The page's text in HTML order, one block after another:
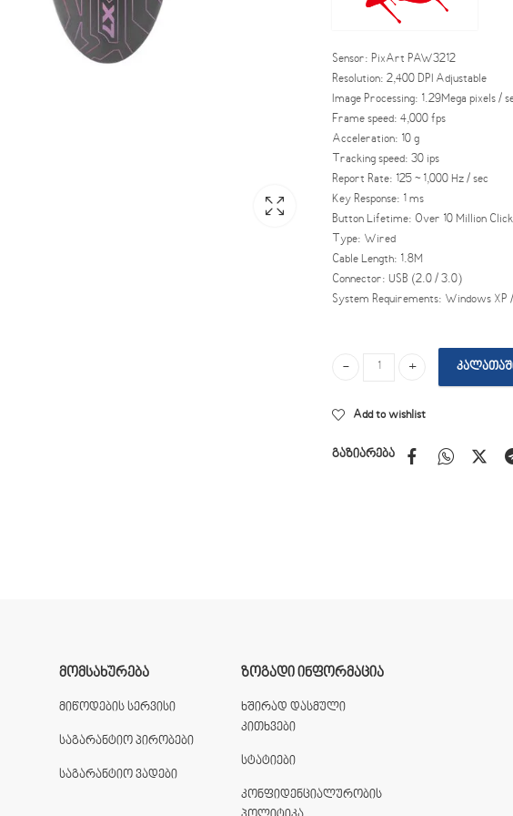
Sensor: PixArt PAW3212
Resolution: 2,400 DPI Adjustable
Image Processing: 1.29Mega pixels /
Frame speed: 4,000 fps
Acceleration: 10 g
Tracking speed: 30 ips
Report Rate: 125 ~ 1,000 Hz / sec
Key Response: 1 ms
Button Lifetime: Over 10 Million
Type: Wired
Cable Length: 1.8M
Connector: USB (2.0 / 3.0)
System Requirements: Windows XP
Add to wishlist
გაზიარება
ᲛᲝᲛᲡᲐᲮᲣᲠᲔᲑᲐ
მიწოდების სერვისი
საგარანტიო პირობები
საგარანტიო ვადები
ᲖᲝᲒᲐᲓᲘ ᲘᲜᲤᲝᲠᲛᲐᲪᲘᲐ
ხშირად დასმული
კითხვები
სტატიები
კონფიდენციალურობის